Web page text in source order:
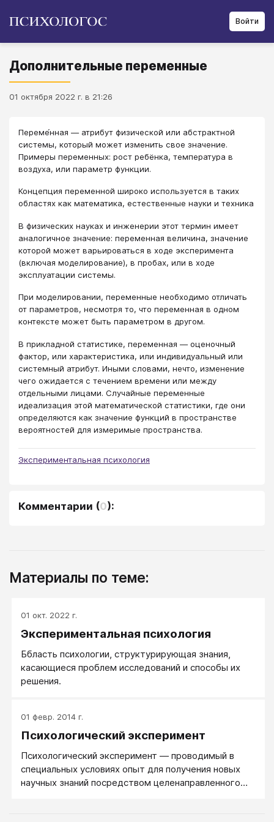
Войти
Дополнительные переменные
01 октября 2022 г. в 21:26
Переме́нная — атрибут физической или абстрактной
системы, который может изменить свое значение.
Примеры переменных: рост ребёнка, температура в
воздуха, или параметр функции.
Концепция переменной широко используется в таких
областях как математика, естественные науки и техника
В физических науках и инженерии этот термин имеет
аналогичное значение: переменная величина, значение
которой может варьироваться в ходе эксперимента
(включая моделирование), в пробах, или в ходе
эксплуатации системы.
При моделировании, переменные необходимо отличать
от параметров, несмотря то, что переменная в одном
контексте может быть параметром в другом.
В прикладной статистике, переменная — оценочный
фактор, или характеристика, или индивидуальный или
системный атрибут. Иными словами, нечто, изменение
чего ожидается с течением времени или между
отдельными лицами. Случайные переменные
идеализация этой математической статистики, где они
определяются как значение функций в пространстве
вероятностей для измеримые пространства.
Экспериментальная психология
Комментарии (0):
Материалы по теме:
01 окт. 2022 г.
Экспериментальная психология
Ббласть психологии, структурирующая знания,
касающиеся проблем исследований и способы их
решения.
01 февр. 2014 г.
Психологический эксперимент
Психологический эксперимент — проводимый в
специальных условиях опыт для получения новых
научных знаний посредством целенаправленного